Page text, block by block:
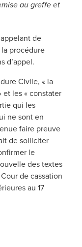
au greffe et
de
procédure
d’appel.
Civile, « la
et les « constater
qui les
ne sont en
faire preuve
de solliciter
le
des textes
de cassation
au 17